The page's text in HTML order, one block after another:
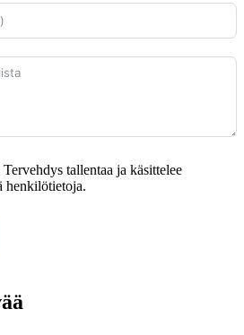
tallentaa ja käsittelee
henkilötietoja.